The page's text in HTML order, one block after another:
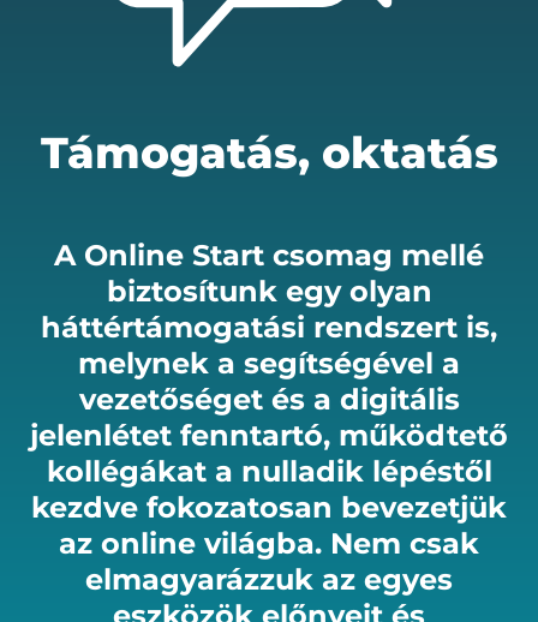
Támogatás, oktatás
A Online Start csomag mellé
biztosítunk egy olyan
háttértámogatási rendszert is,
melynek a segítségével a
vezetőséget és a digitális
jelenlétet fenntartó, működtető
kollégákat a nulladik lépéstől
kezdve fokozatosan bevezetjük
az online világba. Nem csak
elmagyarázzuk az egyes
eszközök előnyeit és